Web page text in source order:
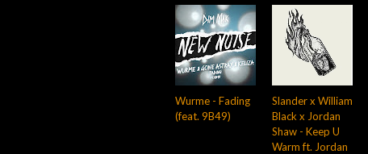
Wurme - Fading
(feat. 9B49)
Slander x William
Black x Jordan
Shaw - Keep U
Warm ft. Jordan